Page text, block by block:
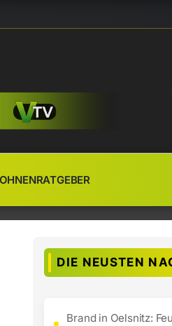
RATGEBER
DIE NEUSTEN
Brand in Oelsnitz: